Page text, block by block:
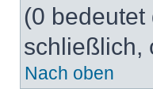
(0
schließlich,
Nach oben